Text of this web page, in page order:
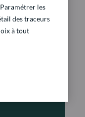
les
des traceurs
à tout